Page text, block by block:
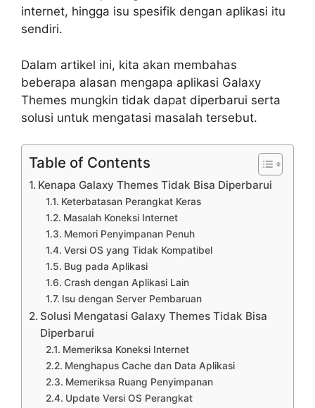
internet, hingga isu spesifik dengan aplikasi itu
sendiri.
Dalam artikel ini, kita akan membahas
beberapa alasan mengapa aplikasi Galaxy
Themes mungkin tidak dapat diperbarui serta
solusi untuk mengatasi masalah tersebut.
Table of Contents
Kenapa Galaxy Themes Tidak Bisa Diperbarui
Keterbatasan Perangkat Keras
Masalah Koneksi Internet
Memori Penyimpanan Penuh
Versi OS yang Tidak Kompatibel
Bug pada Aplikasi
Crash dengan Aplikasi Lain
Isu dengan Server Pembaruan
Solusi Mengatasi Galaxy Themes Tidak Bisa
Diperbarui
Memeriksa Koneksi Internet
Menghapus Cache dan Data Aplikasi
Memeriksa Ruang Penyimpanan
Update Versi OS Perangkat